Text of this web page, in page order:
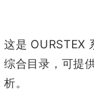
这是 OURSTEX
综合目录，可提
析。